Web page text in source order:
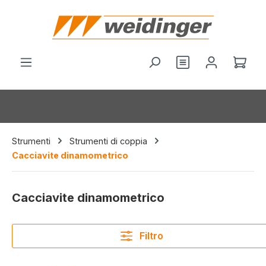
principale
Hai 0 articoliIl
Strumenti
Strumenti di coppia
Cacciavite dinamometrico
Cacciavite dinamometrico
Filtro